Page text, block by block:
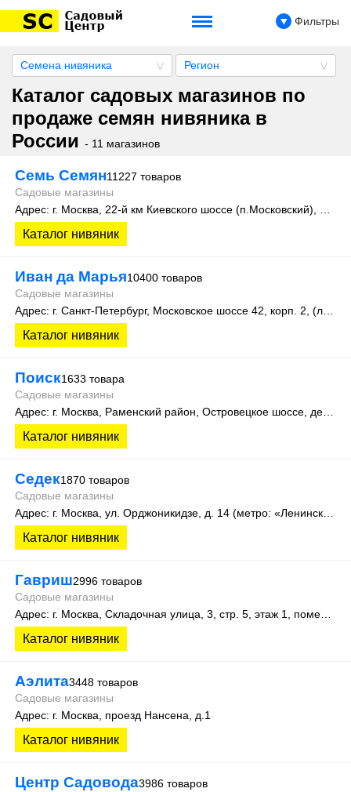
Фильтры
Семена нивяника Регион
Каталог садовых магазинов по
продаже семян нивяника в
России - 11 магазинов
Семь Семян11227 товаров
Садовые магазины
Каталог нивяник
Иван да Марья10400 товаров
Садовые магазины
Каталог нивяник
Поиск1633 товара
Садовые магазины
Каталог нивяник
Седек1870 товаров
Садовые магазины
Каталог нивяник
Гавриш2996 товаров
Садовые магазины
Каталог нивяник
Аэлита3448 товаров
Садовые магазины
Адрес: г. Москва, проезд Нансена, д.1
Каталог нивяник
Центр Садовода3986 товаров